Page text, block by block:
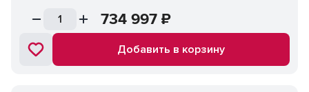
734 997 ₽
Добавить в корзину